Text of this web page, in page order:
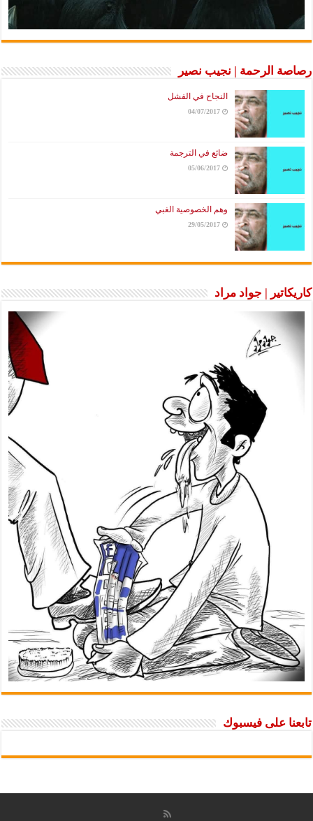
رصاصة الرحمة | نجيب نصير
النجاح في الفشل
04/07/2017
ضائع في الترجمة
05/06/2017
وهم الخصوصية الغبي
29/05/2017
كاريكاتير | جواد مراد
تابعنا على فيسبوك